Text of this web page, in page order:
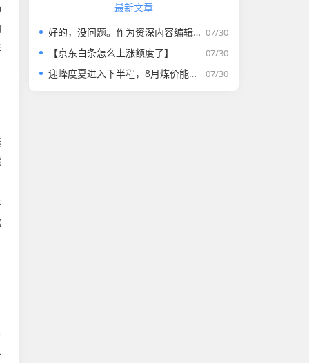
最新文章
07/30
好的，没问题。作为资深内容编辑，我将为您打造一篇符合要求的专业教程文章。
07/30
【京东白条怎么上涨额度了】
07/30
迎峰度夏进入下半程，8月煤价能否走强？